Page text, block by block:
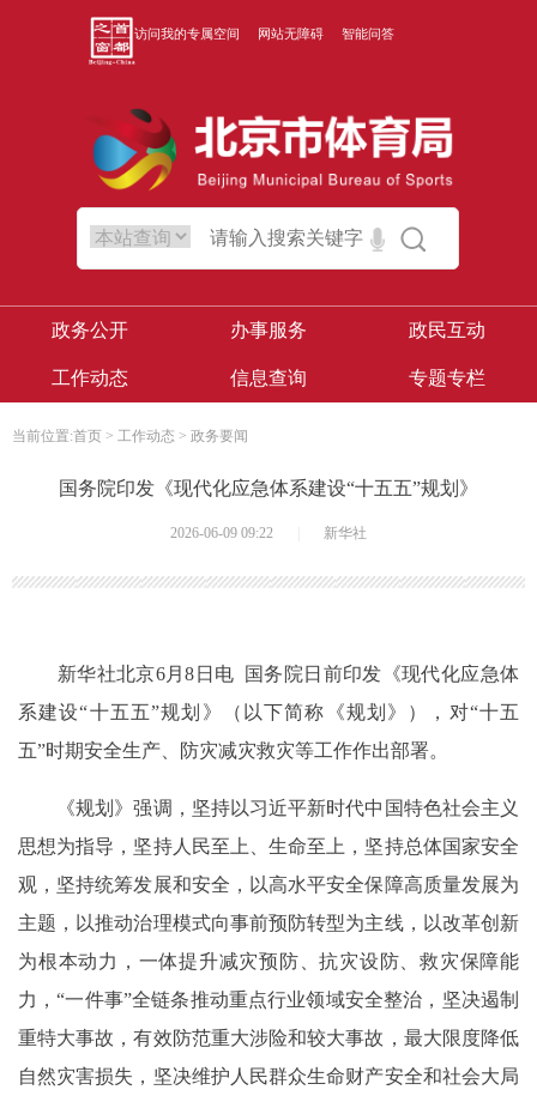
访问我的专属空间 网站无障碍 智能问答
政务公开 办事服务 政民互动
工作动态 信息查询 专题专栏
当前位置:首页 > 工作动态 > 政务要闻
国务院印发《现代化应急体系建设“十五五”规划》
2026-06-09 09:22 新华社
新华社北京6月8日电 国务院日前印发《现代化应急体
系建设“十五五”规划》（以下简称《规划》），对“十五
五”时期安全生产、防灾减灾救灾等工作作出部署。
《规划》强调，坚持以习近平新时代中国特色社会主义
思想为指导，坚持人民至上、生命至上，坚持总体国家安全
观，坚持统筹发展和安全，以高水平安全保障高质量发展为
主题，以推动治理模式向事前预防转型为主线，以改革创新
为根本动力，一体提升减灾预防、抗灾设防、救灾保障能
力，“一件事”全链条推动重点行业领域安全整治，坚决遏制
重特大事故，有效防范重大涉险和较大事故，最大限度降低
自然灾害损失，坚决维护人民群众生命财产安全和社会大局